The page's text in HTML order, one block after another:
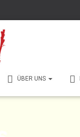
ÜBER UNS